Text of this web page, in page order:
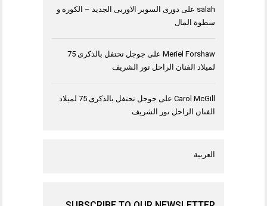
salah على دورى السوبر الاوربى الجديد – الكورة و
سطوة المال
Meriel Forshaw على
جوجل تحتفل بالذكرى 75
لميلاد الفنان الراحل نور الشريف
Carol McGill على
جوجل تحتفل بالذكرى 75 لميلاد
الفنان الراحل نور الشريف
العربية